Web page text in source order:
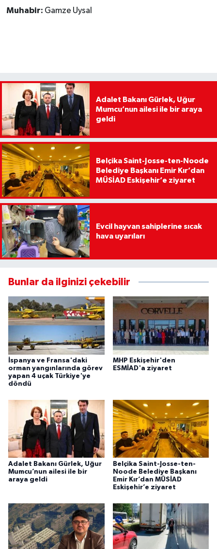
Muhabir: Gamze Uysal
Adalet Bakanı Gürlek, Uğur
Mumcu’nun ailesi ile bir araya
geldi
Belçika Saint-Josse-ten-Noode
Belediye Başkanı Emir Kır’dan
MÜSİAD Eskişehir’e ziyaret
Evcil hayvan sahiplerine sıcak
hava uyarıları
Bunlar da ilginizi çekebilir
İspanya ve Fransa'daki
orman yangınlarında görev
yapan 4 uçak Türkiye'ye
döndü
MHP Eskişehir'den
ESMİAD'a ziyaret
Adalet Bakanı Gürlek, Uğur
Mumcu’nun ailesi ile bir
araya geldi
Belçika Saint-Josse-ten-
Noode Belediye Başkanı
Emir Kır’dan MÜSİAD
Eskişehir’e ziyaret